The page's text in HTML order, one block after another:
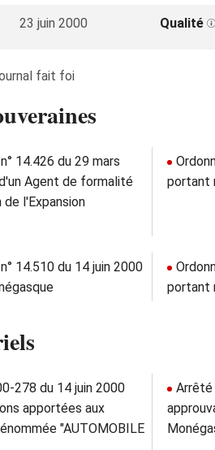
23 juin 2000 Qualité
fait foi
14.426 du 29 mars
Agent de formalité
l'Expansion
portant
14.510 du 14 juin 2000
portant
278 du 14 juin 2000
apportées aux
"AUTOMOBILE
Arrêté